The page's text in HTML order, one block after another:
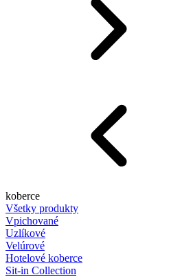
koberce
Všetky produkty
Vpichované
Uzlíkové
Velúrové
Hotelové koberce
Sit-in Collection